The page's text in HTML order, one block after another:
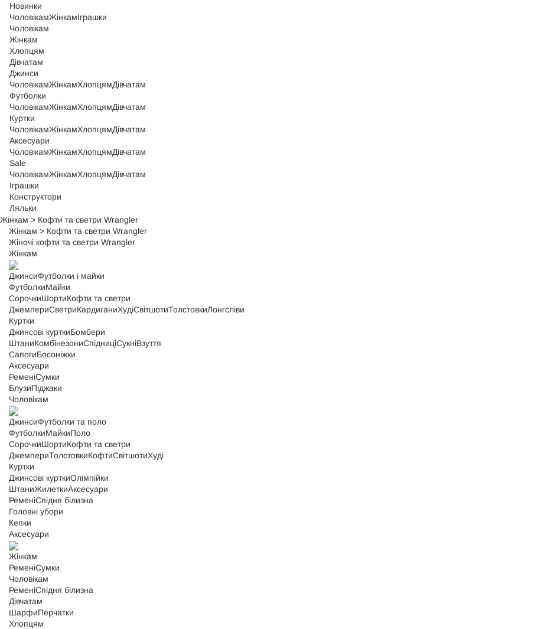
Новинки
ЧоловікамЖінкамІграшки
Чоловікам
Жінкам
Хлопцям
Дівчатам
Джинси
ЧоловікамЖінкамХлопцямДівчатам
Футболки
ЧоловікамЖінкамХлопцямДівчатам
Куртки
ЧоловікамЖінкамХлопцямДівчатам
Аксесуари
ЧоловікамЖінкамХлопцямДівчатам
Sale
ЧоловікамЖінкамХлопцямДівчатам
Іграшки
Конструктори
Ляльки
Жінкам > Кофти та светри Wrangler
Жінкам > Кофти та светри Wrangler
Жіночі кофти та светри Wrangler
Жінкам
ДжинсиФутболки і майки
ФутболкиМайки
СорочкиШортиКофти та светри
ДжемпериСветриКардиганиХудіСвітшотиТолстовкиЛонгсліви
Куртки
Джинсові курткиБомбери
ШтаниКомбінезониСпідниціСукніВзуття
СапогиБосоніжки
Аксесуари
РеменіСумки
БлузиПіджаки
Чоловікам
ДжинсиФутболки та поло
ФутболкиМайкиПоло
СорочкиШортиКофти та светри
ДжемпериТолстовкиКофтиСвітшотиХуді
Куртки
Джинсові курткиОлімпійки
ШтаниЖилеткиАксесуари
РеменіСпідня білизна
Головні убори
Кепки
Аксесуари
Жінкам
РеменіСумки
Чоловікам
РеменіСпідня білизна
Дівчатам
ШарфиПерчатки
Хлопцям